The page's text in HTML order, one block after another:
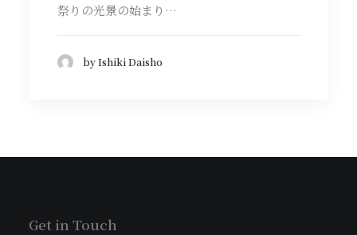
祭りの光景の始まり…
by Ishiki Daisho
Get in Touch